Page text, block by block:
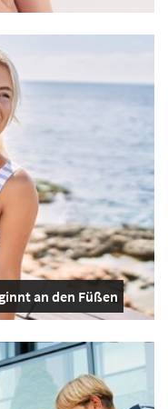
an den Füßen